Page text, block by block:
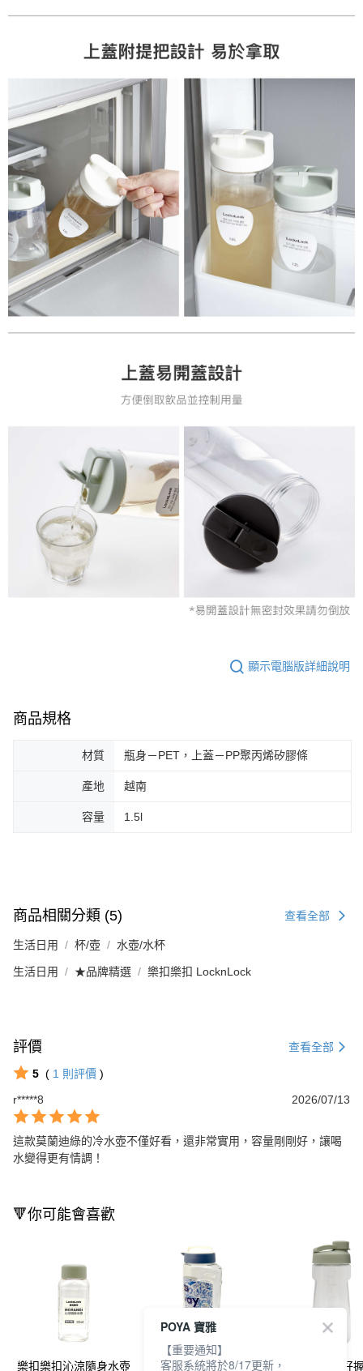
顯示電腦版詳細說明
商品規格
材質 瓶身－PET，上蓋－PP聚丙烯矽膠條
產地 越南
容量 1.5l
商品相關分類 (5) 查看全部
生活日用 杯/壺 水壺/水杯
生活日用 ★品牌精選 樂扣樂扣 LocknLock
評價 查看全部
5 ( 1 則評價 )
r*****8
2026/07/13
這款莫蘭迪綠的冷水壺不僅好看，還非常實用，容量剛剛好，讓喝
水變得更有情調！
🔻你可能會喜歡
樂扣樂扣沁涼隨身水壺 樂扣樂扣PET水壺 樂扣樂扣簡約好
POYA 寶雅
【重要通知】
客服系統將於8/17更新，